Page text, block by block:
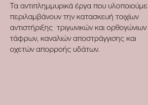
Τα αντιπλημμυρικά έργα που υλοποιούμε
περιλαμβάνουν την κατασκευή τοιχίων
αντιστήριξης τριγωνικών και ορθογώνιων
τάφρων, καναλιών αποστράγγισης και
οχετών απορροής υδάτων.